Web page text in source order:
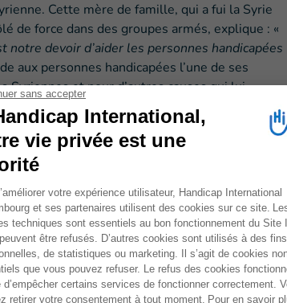
Cette mère de famille, qui a fui la Syrie
de force dans des groupes armés, explique : «
notre devoir d’aider les personnes handicapées
aux personnes handicapées l’une de ses
et pour d’autres causes qui lui
devrait passer ses journées à la maison,
pour améliorer notre situation et nos
fils et ajoute : «
ce qui rend ses mouvements difficiles au sein
comprendre quelles sont les difficultés
ont un impact conséquent sur nos vies de
en Syrie, mais de faire mon possible pour